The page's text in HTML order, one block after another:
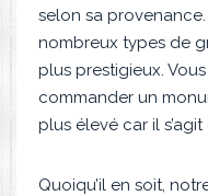
selon sa
nombreux types de
plus prestigieux.
commander un
plus élevé car il
Quoiqu’il en soit,